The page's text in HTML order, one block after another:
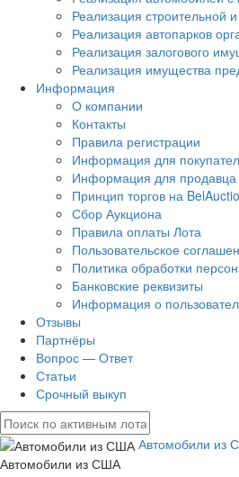
Реализация строительной
Реализация автопарков
Реализация залогового
Реализация имущества
Информация
О компании
Контакты
Правила регистрации
Информация для
Информация для продавца
Принцип торгов на
Сбор Аукциона
Правила оплаты Лота
Пользовательское
Политика обработки
Банковские реквизиты
Информация о
Отзывы
Партнёры
Вопрос — Ответ
Статьи
Срочный выкуп
Автомобили из
Автомобили из США